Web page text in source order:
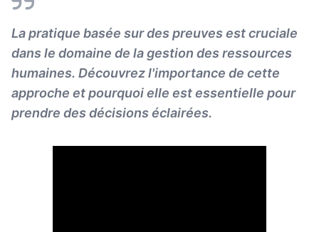
La pratique basée sur des preuves est cruciale
dans le domaine de la gestion des ressources
humaines. Découvrez l'importance de cette
approche et pourquoi elle est essentielle pour
prendre des décisions éclairées.